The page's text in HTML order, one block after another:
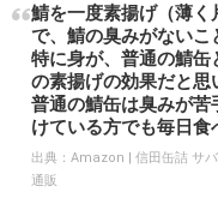
鯖を一度素揚げ（薄く
で、鯖の臭みがないこ
特に身が、普通の鯖
の素揚げの効果だと思
普通の鯖缶は臭みが
けている方でも毎日食
出典： Amazon | 信田缶詰 サ
通販